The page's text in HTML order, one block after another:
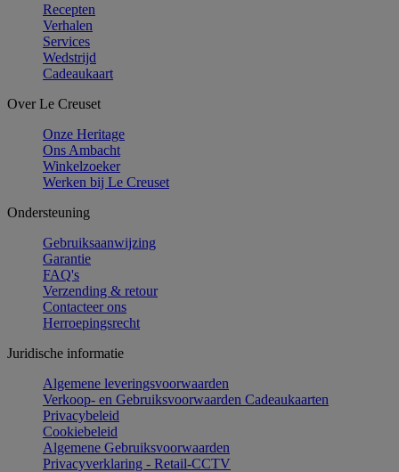
Recepten
Verhalen
Services
Wedstrijd
Cadeaukaart
Over Le Creuset
Onze Heritage
Ons Ambacht
Winkelzoeker
Werken bij Le Creuset
Ondersteuning
Gebruiksaanwijzing
Garantie
FAQ's
Verzending & retour
Contacteer ons
Herroepingsrecht
Juridische informatie
Algemene leveringsvoorwaarden
Verkoop- en Gebruiksvoorwaarden Cadeaukaarten
Privacybeleid
Cookiebeleid
Algemene Gebruiksvoorwaarden
Privacyverklaring - Retail-CCTV